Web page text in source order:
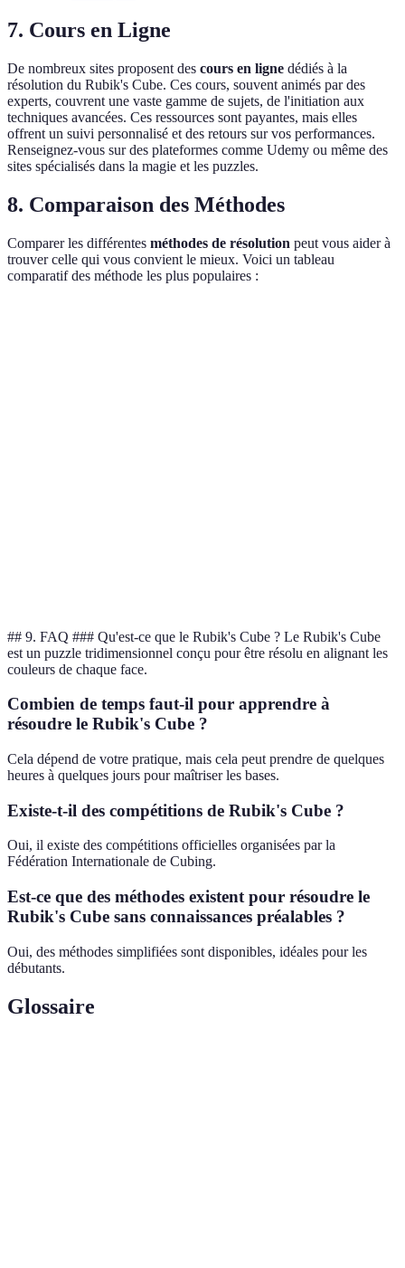
7. Cours en Ligne
De nombreux sites proposent des cours en ligne dédiés à la
résolution du Rubik's Cube. Ces cours, souvent animés par des
experts, couvrent une vaste gamme de sujets, de l'initiation aux
techniques avancées. Ces ressources sont payantes, mais elles
offrent un suivi personnalisé et des retours sur vos performances.
Renseignez-vous sur des plateformes comme Udemy ou même des
sites spécialisés dans la magie et les puzzles.
8. Comparaison des Méthodes
Comparer les différentes méthodes de résolution peut vous aider à
trouver celle qui vous convient le mieux. Voici un tableau
comparatif des méthode les plus populaires :
## 9. FAQ ### Qu'est-ce que le Rubik's Cube ? Le Rubik's Cube
est un puzzle tridimensionnel conçu pour être résolu en alignant les
couleurs de chaque face.
Combien de temps faut-il pour apprendre à
résoudre le Rubik's Cube ?
Cela dépend de votre pratique, mais cela peut prendre de quelques
heures à quelques jours pour maîtriser les bases.
Existe-t-il des compétitions de Rubik's Cube ?
Oui, il existe des compétitions officielles organisées par la
Fédération Internationale de Cubing.
Est-ce que des méthodes existent pour résoudre le
Rubik's Cube sans connaissances préalables ?
Oui, des méthodes simplifiées sont disponibles, idéales pour les
débutants.
Glossaire